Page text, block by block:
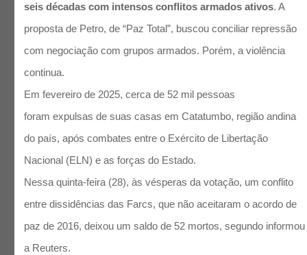
seis décadas com intensos conflitos armados ativos. A
proposta de Petro, de “Paz Total”, buscou conciliar repressão
com negociação com grupos armados. Porém, a violência
continua.
Em fevereiro de 2025, cerca de 52 mil pessoas
foram expulsas de suas casas em Catatumbo, região andina
do país, após combates entre o Exército de Libertação
Nacional (ELN) e as forças do Estado.
Nessa quinta-feira (28), às vésperas da votação, um conflito
entre dissidências das Farcs, que não aceitaram o acordo de
paz de 2016, deixou um saldo de 52 mortos, segundo informou
a Reuters.